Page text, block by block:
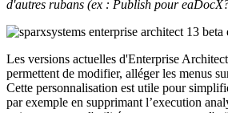
d'autres rubans (ex : Publish pour
Les versions actuelles d'Enterprise
permettent de modifier, alléger les menus
Cette personnalisation est utile pour
par exemple en supprimant l’execution